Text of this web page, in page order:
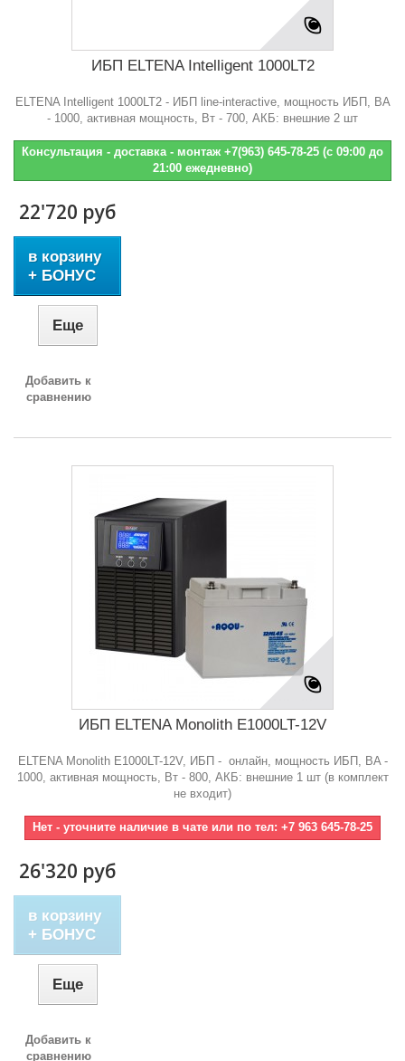
ИБП ELTENA Intelligent 1000LT2
ELTENA Intelligent 1000LT2 - ИБП line-interactive, мощность ИБП, BA
- 1000, активная мощность, Bт - 700, АКБ: внешние 2 шт
Консультация - доставка - монтаж +7(963) 645-78-25 (с 09:00 до
21:00 ежедневно)
22'720 руб
в корзину
+ БОНУС
Еще
Добавить к
сравнению
ИБП ELTENA Monolith E1000LT-12V
ELTENA Monolith E1000LT-12V, ИБП - онлайн, мощность ИБП, BA -
1000, активная мощность, Bт - 800, АКБ: внешние 1 шт (в комплект
не входит)
Нет - уточните наличие в чате или по тел: +7 963 645-78-25
26'320 руб
в корзину
+ БОНУС
Еще
Добавить к
сравнению